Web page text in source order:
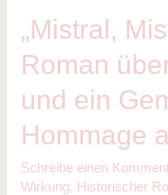
„Mistral,
Roman
und ein
Hommage
Schreibe einen
Wirkung, Historischer
Rivalität
und
ein
Gemälde
als
Hommage
Claude